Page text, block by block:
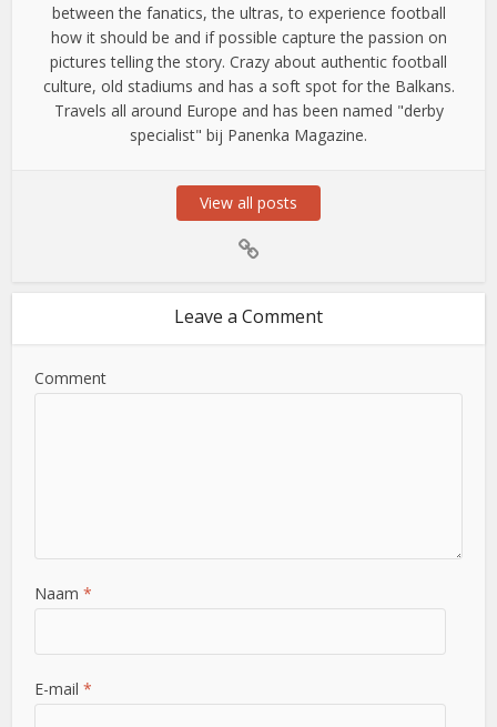
between the fanatics, the ultras, to experience football
how it should be and if possible capture the passion on
pictures telling the story. Crazy about authentic football
culture, old stadiums and has a soft spot for the Balkans.
Travels all around Europe and has been named "derby
specialist" bij Panenka Magazine.
View all posts
Leave a Comment
Comment
Naam*
E-mail*